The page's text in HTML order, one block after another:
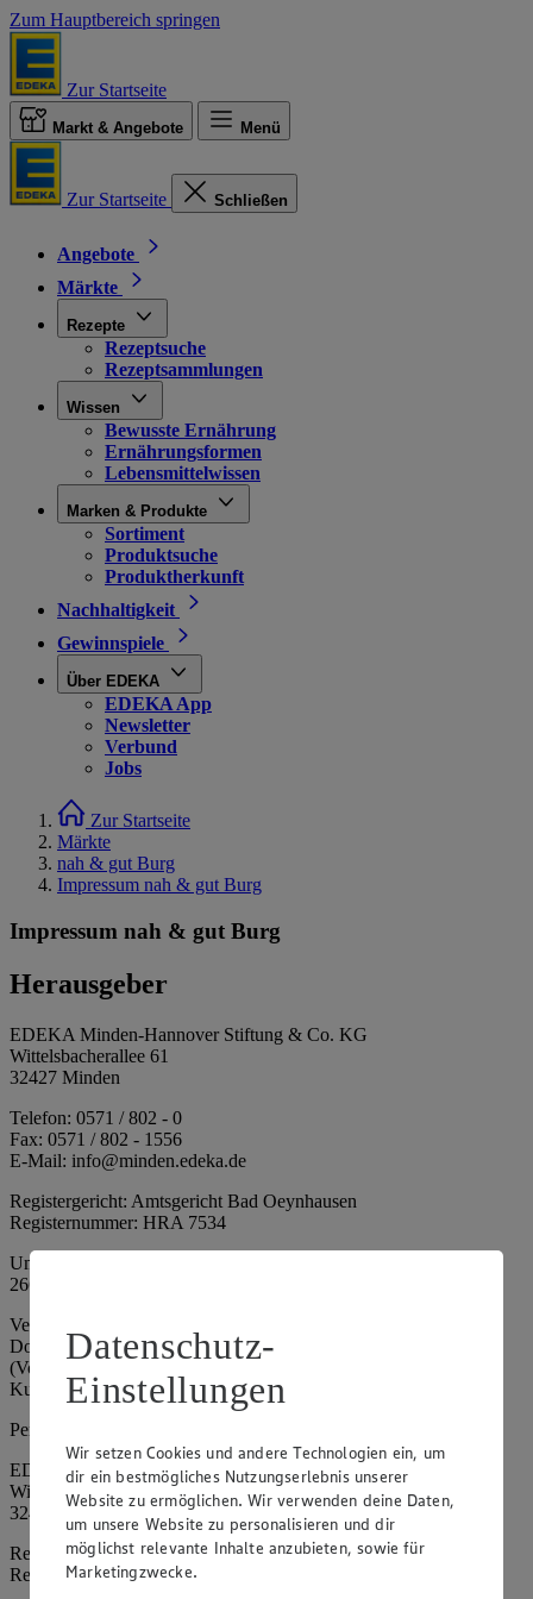
Zum Hauptbereich springen
Zur Startseite
Markt & Angebote Menü
Zur Startseite Schließen
Angebote
Märkte
Rezepte
Rezeptsuche
Rezeptsammlungen
Wissen
Bewusste Ernährung
Ernährungsformen
Lebensmittelwissen
Marken & Produkte
Sortiment
Produktsuche
Produktherkunft
Nachhaltigkeit
Gewinnspiele
Über EDEKA
EDEKA App
Newsletter
Verbund
Jobs
Zur Startseite
Märkte
nah & gut Burg
Impressum nah & gut Burg
Impressum nah & gut Burg
Herausgeber
EDEKA Minden-Hannover Stiftung & Co. KG
Wittelsbacherallee 61
32427 Minden
Telefon: 0571 / 802 - 0
Fax: 0571 / 802 - 1556
E-Mail: info@minden.edeka.de
Registergericht: Amtsgericht Bad Oeynhausen
Registernummer: HRA 7534
Umsatzsteuer-Identifikationsnummer gem. § 27a UStG: DE
266067317
Vertretungsberechtigte: Mark Rosenkranz (Sprecher), Eileen
Dominique Klingsiek (Vorstandsmitglied), Ulf-U. Plath
(Vorstandsmitglied), Stephan Wohler (Vorstandsmitglied), Marc
Kuhlmann (Aufsichtsratsvorsitzender)
Persönlich haftende Gesellschafterin:
EDEKA Minden-Hannover Holding GmbH
Wittelsbacherallee 61
32427 Minden
Registergericht: Amtsgericht Bad Oeynhausen
Registernummer: HRB 4086
Datenschutz-
Einstellungen
Wir setzen Cookies und andere Technologien ein, um
dir ein bestmögliches Nutzungserlebnis unserer
Website zu ermöglichen. Wir verwenden deine Daten,
um unsere Website zu personalisieren und dir
möglichst relevante Inhalte anzubieten, sowie für
Marketingzwecke.